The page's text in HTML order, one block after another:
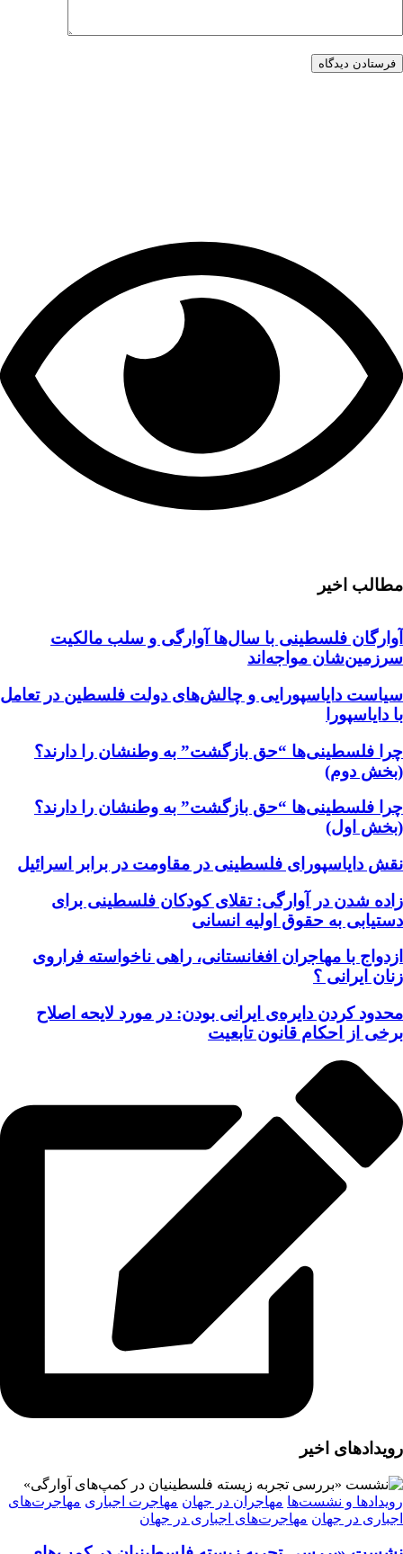
فرستادن دیدگاه
مطالب اخیر
آوارگان فلسطینی با سال‌ها آوارگی و سلب مالكيت
سرزمين‌شان مواجه‌اند
سیاست دایاسپورایی و چالش‌های دولت فلسطین در تعامل
با دایاسپورا
چرا فلسطینی‌ها “حق بازگشت” به وطنشان‌ را دارند؟
(بخش دوم)
چرا فلسطینی‌ها “حق بازگشت” به وطنشان‌ را دارند؟
(بخش اول)
نقش دایاسپورای فلسطینی در مقاومت در برابر اسرائیل
زاده شدن در آوارگی: تقلای کودکان فلسطینی برای
دستیابی به حقوق اولیه انسانی
ازدواج با مهاجران افغانستانی، راهی ناخواسته فراروی
زنان ایرانی ؟
محدود کردن دایره‌ی ایرانی بودن: در مورد لایحه اصلاح
برخی از احکام قانون تابعیت
رویدادهای اخیر
رویدادها و نشست‌ها مهاجران در جهان مهاجرت اجباری مهاجرت‌های
اجباری در جهان مهاجرت‌های اجباری در جهان